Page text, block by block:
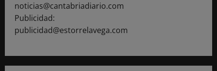
noticias@cantabriadiario.com
Publicidad:
publicidad@estorrelavega.com